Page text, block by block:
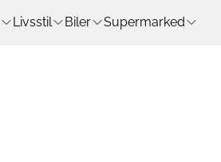
Livsstil Biler Supermarked